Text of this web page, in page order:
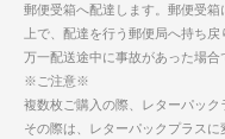
郵便受箱へ配達します。郵便受
上で、配達を行う郵便局へ持ち戻
万一配送途中に事故があった場合
※ご注意※
複数枚ご購入の際、レターパック
その際は、レターパックプラス